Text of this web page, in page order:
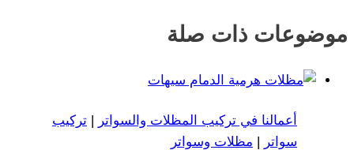
موضوعات ذات صلة
أعمالنا في تركيب المظلات والسواتر | تركيب
سواتر | مظلات وسواتر